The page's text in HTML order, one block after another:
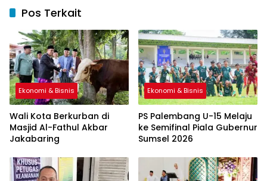
Pos Terkait
Ekonomi & Bisnis
Wali Kota Berkurban di
Masjid Al-Fathul Akbar
Jakabaring
Ekonomi & Bisnis
PS Palembang U-15 Melaju
ke Semifinal Piala Gubernur
Sumsel 2026